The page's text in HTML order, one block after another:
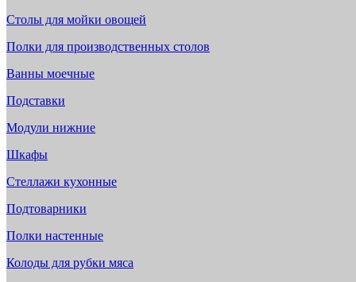
Столы для мойки овощей
Полки для производственных столов
Ванны моечные
Подставки
Модули нижние
Шкафы
Стеллажи кухонные
Подтоварники
Полки настенные
Колоды для рубки мяса